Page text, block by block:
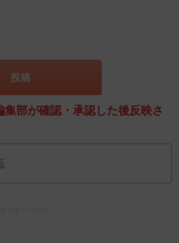
部が確認・承認した後反映さ